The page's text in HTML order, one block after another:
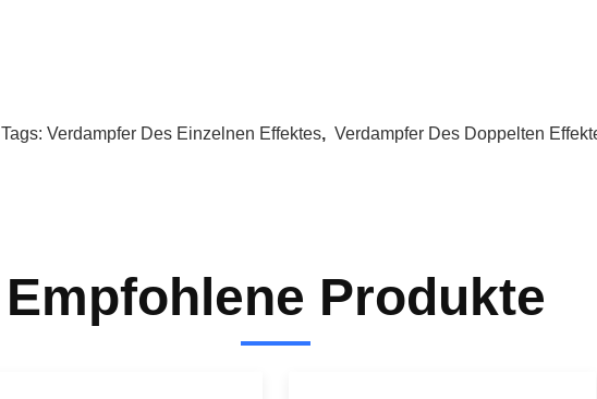
Tags: Verdampfer Des Einzelnen Effektes, Verdampfer Des Doppelten
Empfohlene Produkte